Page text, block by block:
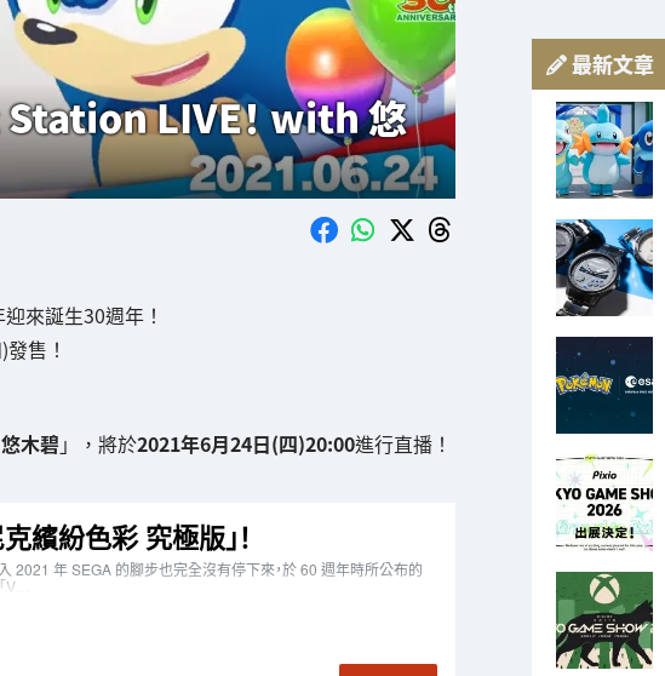
Station LIVE！ with 悠
來誕生30週年！
售！
木碧」，將於2021年6月24日(四)20:00進行直播！
最新文章